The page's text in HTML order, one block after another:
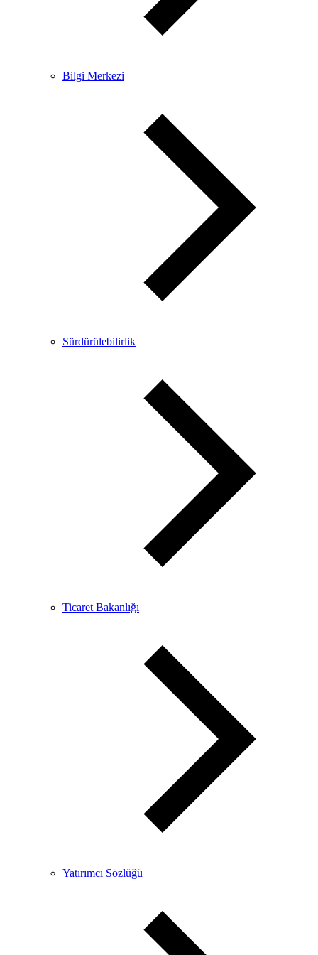
Bilgi Merkezi
Sürdürülebilirlik
Ticaret Bakanlığı
Yatırımcı Sözlüğü